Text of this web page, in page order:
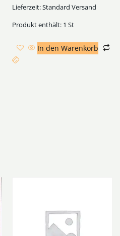
Lieferzeit:Standard Versand
Produkt enthält: 1 St
In den Warenkorb